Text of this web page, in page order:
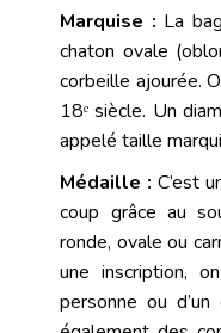
Marquise : La
chaton ovale
corbeille ajourée.
18ᵉ siècle. Un
appelé taille
Médaille : C’est
coup grâce au
ronde, ovale ou
une inscription,
personne ou